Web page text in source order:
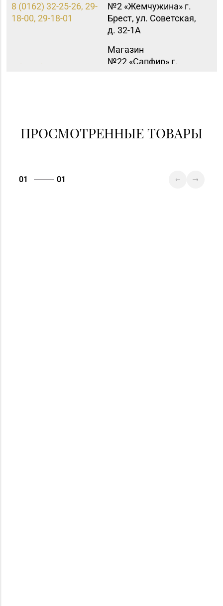
8 (0162) 32-25-26, 29-
18-00, 29-18-01
№2 «Жемчужина» г.
Брест, ул. Советская,
д. 32-1А
8 (0216) 51-20-11
Магазин
№22 «Сапфир» г.
ПРОСМОТРЕННЫЕ ТОВАРЫ
01 01